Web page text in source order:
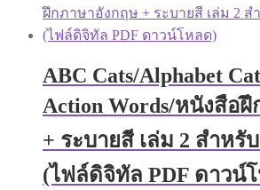
ABC Cats/Alphabet
Action Words/หนังสือ
+ ระบายสี เล่ม 2 สำหรั
(ไฟล์ดิจิทัล PDF ดาวน์